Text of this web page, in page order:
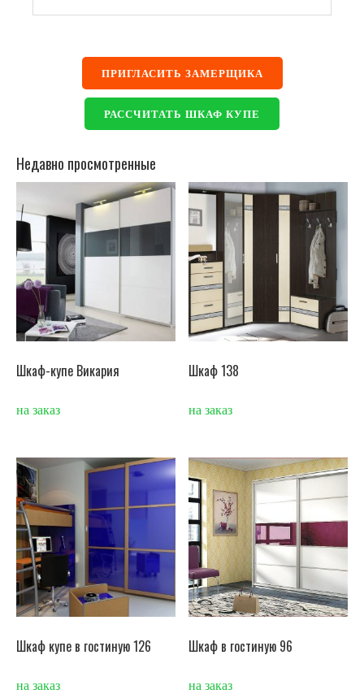
ПРИГЛАСИТЬ ЗАМЕРЩИКА
РАССЧИТАТЬ ШКАФ КУПЕ
Недавно просмотренные
Шкаф-купе Викария
на заказ
Шкаф 138
на заказ
Шкаф купе в гостиную 126
на заказ
Шкаф в гостиную 96
на заказ